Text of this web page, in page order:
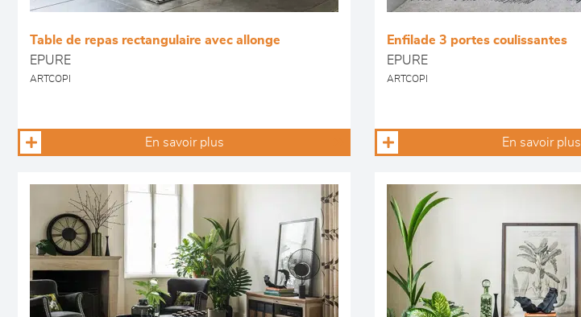
Table de repas rectangulaire avec allonge
EPURE
ARTCOPI
En savoir plus
Enfilade 3 portes coulissantes
EPURE
ARTCOPI
En savoir plus